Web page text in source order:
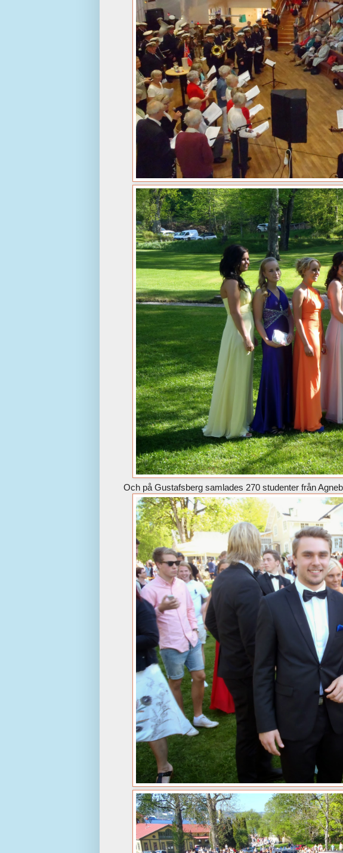
Och på Gustafsberg samlades 270 studenter från